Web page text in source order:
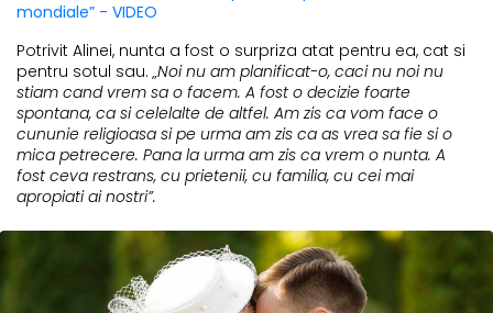
mondiale” - VIDEO
Potrivit Alinei, nunta a fost o surpriza atat pentru ea, cat si
pentru sotul sau. „Noi nu am planificat-o, caci nu noi nu
stiam cand vrem sa o facem. A fost o decizie foarte
spontana, ca si celelalte de altfel. Am zis ca vom face o
cununie religioasa si pe urma am zis ca as vrea sa fie si o
mica petrecere. Pana la urma am zis ca vrem o nunta. A
fost ceva restrans, cu prietenii, cu familia, cu cei mai
apropiati ai nostri”.